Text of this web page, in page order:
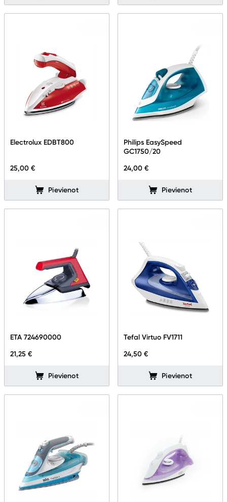
Electrolux EDBT800
25,00 €
Pievienot
Philips EasySpeed
GC1750/20
24,00 €
Pievienot
ETA 724690000
21,25 €
Pievienot
Tefal Virtuo FV1711
24,50 €
Pievienot